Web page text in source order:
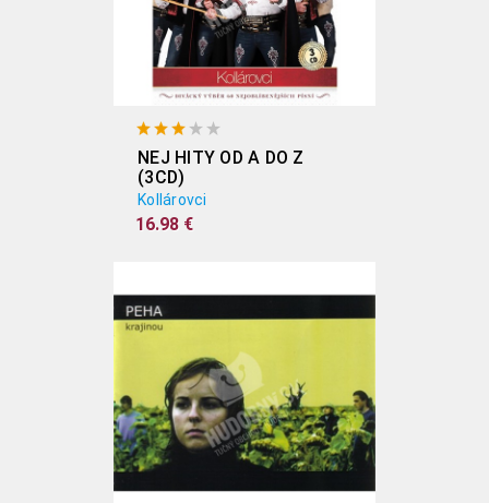
NEJ HITY OD A DO Z
(3CD)
Kollárovci
16.98 €